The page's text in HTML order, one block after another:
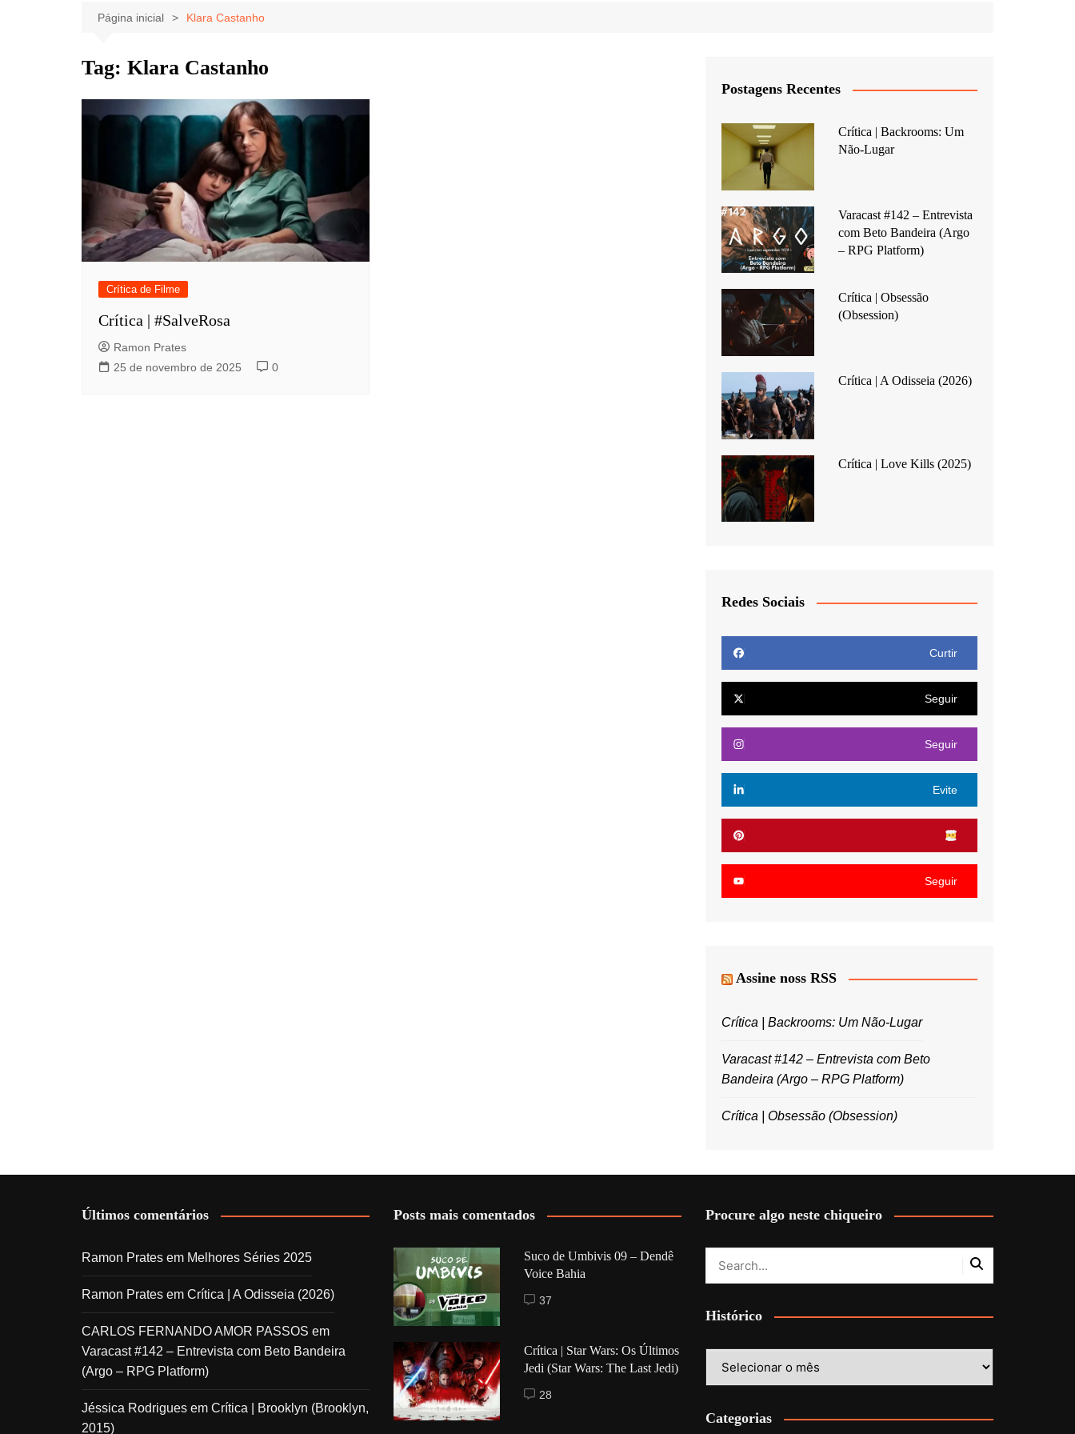
Celebridades
Música
Notícias
Clássicos
Página inicial Klara Castanho
Tag: Klara Castanho
Crítica de Filme
Crítica | #SalveRosa
Ramon Prates
25 de novembro de 2025
0
Postagens Recentes
Crítica | Backrooms: Um
Não-Lugar
Varacast #142 – Entrevista
com Beto Bandeira (Argo
– RPG Platform)
Crítica | Obsessão
(Obsession)
Crítica | A Odisseia (2026)
Crítica | Love Kills (2025)
Redes Sociais
Curtir
Seguir
Seguir
Evite
Seguir
Assine noss RSS
Crítica | Backrooms: Um Não-Lugar
Varacast #142 – Entrevista com Beto
Bandeira (Argo – RPG Platform)
Crítica | Obsessão (Obsession)
Últimos comentários
Ramon Prates em Melhores Séries 2025
Ramon Prates em Crítica | A Odisseia (2026)
CARLOS FERNANDO AMOR PASSOS em
Varacast #142 – Entrevista com Beto Bandeira
(Argo – RPG Platform)
Jéssica Rodrigues em Crítica | Brooklyn (Brooklyn,
2015)
Posts mais comentados
Suco de Umbivis 09 – Dendê
Voice Bahia
37
Crítica | Star Wars: Os Últimos
Jedi (Star Wars: The Last Jedi)
28
Procure algo neste chiqueiro
Histórico
Categorias